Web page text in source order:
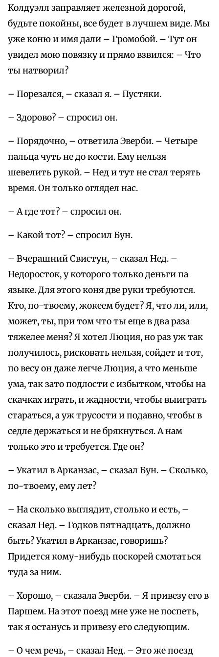
Колдуэлл заправляет железной дорогой,
будьте покойны, все будет в лучшем виде. Мы
уже коню и имя дали – Громобой. – Тут он
увидел мою повязку и прямо взвился: – Что
ты натворил?
– Порезался, – сказал я. – Пустяки.
– Здорово? – спросил он.
– Порядочно, – ответила Эверби. – Четыре
пальца чуть не до кости. Ему нельзя
шевелить рукой. – Нед и тут не стал терять
время. Он только оглядел нас.
– А где тот? – спросил он.
– Какой тот? – спросил Бун.
– Вчерашний Свистун, – сказал Нед. –
Недоросток, у которого только деньги па
языке. Для этого коня две руки требуются.
Кто, по-твоему, жокеем будет? Я, что ли, или,
может, ты, при том что ты еще в два раза
тяжелее меня? Я хотел Люция, но раз уж так
получилось, рисковать нельзя, сойдет и тот,
по весу он даже легче Люция, а что меньше
ума, так зато подлости с избытком, чтобы на
скачках играть, и жадности, чтобы выиграть
стараться, а уж трусости и подавно, чтобы в
седле держаться и не брякнуться. А нам
только это и требуется. Где он?
– Укатил в Арканзас, – сказал Бун. – Сколько,
по-твоему, ему лет?
– На сколько выглядит, столько и есть, –
сказал Нед. – Годков пятнадцать, должно
быть? Укатил в Арканзас, говоришь?
Придется кому-нибудь поскорей смотаться
туда за ним.
– Хорошо, – сказала Эверби. – Я привезу его в
Паршем. На этот поезд мне уже не поспеть,
так я останусь и привезу его следующим.
– О чем речь, – сказал Нед. – Это же поезд